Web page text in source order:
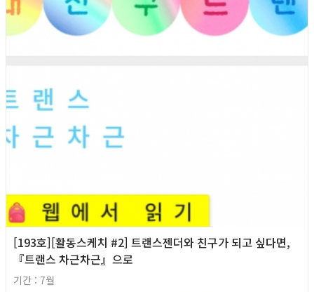
[193호][활동스케치 #2] 트랜스젠더와 친구가 되고 싶다면,
『트랜스 차근차근』으로
기간 : 7월